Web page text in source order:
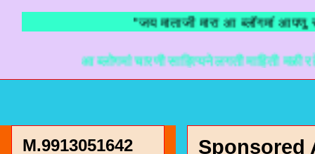
"जय माताजी मारा आ ब्लॉगमां आपणु
आ ब्लोगमां चारणी साहित्यने लगती माहिती मळी रहे ते
Sponsored
M.9913051642